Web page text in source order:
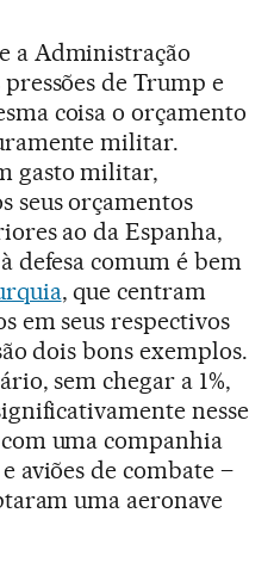
a Administração
de Trump e
coisa o orçamento
militar.
gasto militar,
seus orçamentos
ao da Espanha,
defesa comum é bem
, que centram
em seus respectivos
dois bons exemplos.
sem chegar a 1%,
nesse
uma companhia
aviões de combate –
uma aeronave